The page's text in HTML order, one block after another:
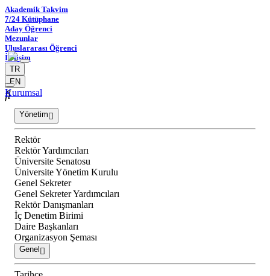
Akademik Takvim
7/24 Kütüphane
Aday Öğrenci
Mezunlar
Uluslararası Öğrenci
İletişim
TR
EN
Kurumsal
Yönetim
Rektör
Rektör Yardımcıları
Üniversite Senatosu
Üniversite Yönetim Kurulu
Genel Sekreter
Genel Sekreter Yardımcıları
Rektör Danışmanları
İç Denetim Birimi
Daire Başkanları
Organizasyon Şeması
Genel